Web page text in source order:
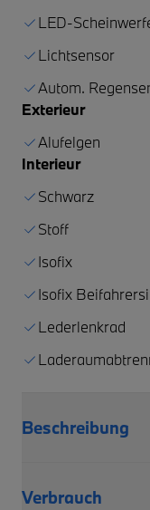
LED-
Lichtsensor
Autom.
Exterieur
Alufelgen
Interieur
Schwarz
Stoff
Isofix
Isofix
Lederlenkrad
Beschreibung
Verbrauch